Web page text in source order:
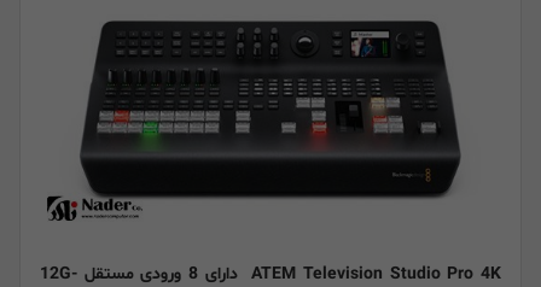
ATEM Television Studio Pro 4K
دارای 8 ورودی مستقل 12G-